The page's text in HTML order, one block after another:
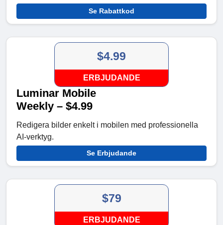
Se Rabattkod
$4.99
ERBJUDANDE
Luminar Mobile
Weekly – $4.99
Redigera bilder enkelt i mobilen med professionella
AI-verktyg.
Se Erbjudande
$79
ERBJUDANDE